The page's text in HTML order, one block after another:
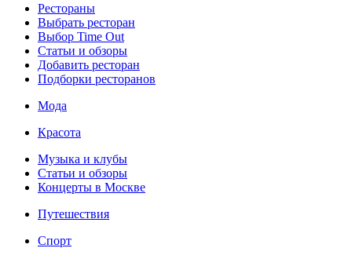
Рестораны
Выбрать ресторан
Выбор Time Out
Статьи и обзоры
Добавить ресторан
Подборки ресторанов
Мода
Красота
Музыка и клубы
Статьи и обзоры
Концерты в Москве
Путешествия
Спорт